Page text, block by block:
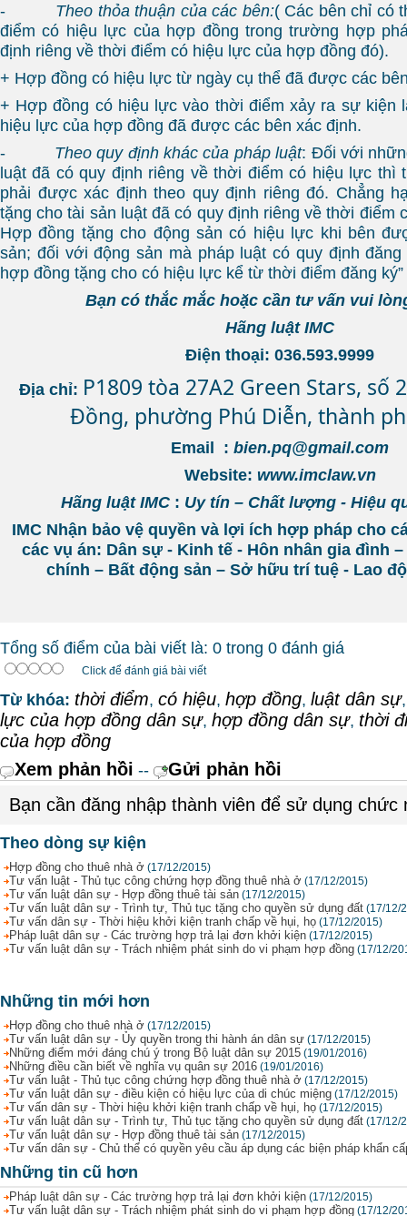
- Theo thỏa thuận của các bên:( Các bên chỉ có
điểm có hiệu lực của hợp đồng trong trường hợp
định riêng về thời điểm có hiệu lực của hợp đồng đó).
+ Hợp đồng có hiệu lực từ ngày cụ thể đã được các
+ Hợp đồng có hiệu lực vào thời điểm xảy ra sự kiện
hiệu lực của hợp đồng đã được các bên xác định.
- Theo quy định khác của pháp luật: Đối với
luật đã có quy định riêng về thời điểm có hiệu lực thì
phải được xác định theo quy định riêng đó. Chẳng
tặng cho tài sản luật đã có quy định riêng về thời điểm
Hợp đồng tặng cho động sản có hiệu lực khi bên
sản; đối với động sản mà pháp luật có quy định
hợp đồng tặng cho có hiệu lực kể từ thời điểm đăng
Bạn có thắc mắc hoặc cần tư vấn vui
Hãng luật IMC
Điện thoại: 036.593.9999
Địa chỉ: P1809 tòa 27A2 Green Stars, số
Đồng, phường Phú Diễn, thành
Email : bien.pq@gmail.com
Website: www.imclaw.vn
Hãng luật IMC : Uy tín – Chất lượng - Hiệu
IMC Nhận bảo vệ quyền và lợi ích hợp pháp cho
các vụ án: Dân sự - Kinh tế - Hôn nhân gia đình
chính – Bất động sản – Sở hữu trí tuệ - Lao
Tổng số điểm của bài viết là: 0 trong 0 đánh giá
Click để đánh giá bài viết
Từ khóa: thời điểm, có hiệu, hợp đồng, luật dân sự
lực của hợp đồng dân sự, hợp đồng dân sự, thời
của hợp đồng
Xem phản hồi --
Gửi phản hồi
Bạn cần đăng nhập thành viên để sử dụng chức
Theo dòng sự kiện
Hợp đồng cho thuê nhà ở (17/12/2015)
Tư vấn luật - Thủ tục công chứng hợp đồng thuê nhà ở (17/12/2015)
Tư vấn luật dân sự - Hợp đồng thuê tài sản (17/12/2015)
Tư vấn luật dân sự - Trình tự, Thủ tục tặng cho quyền sử dụng đất (17/12/
Tư vấn dân sự - Thời hiệu khởi kiện tranh chấp về hụi, họ (17/12/2015)
Pháp luật dân sự - Các trường hợp trả lại đơn khởi kiện (17/12/2015)
Tư vấn luật dân sự - Trách nhiệm phát sinh do vi phạm hợp đồng (17/12/
Những tin mới hơn
Hợp đồng cho thuê nhà ở (17/12/2015)
Tư vấn luật dân sự - Ủy quyền trong thi hành án dân sự (17/12/2015)
Những điểm mới đáng chú ý trong Bộ luật dân sự 2015 (19/01/2016)
Những điều cần biết về nghĩa vụ quân sự 2016 (19/01/2016)
Tư vấn luật - Thủ tục công chứng hợp đồng thuê nhà ở (17/12/2015)
Tư vấn luật dân sự - điều kiện có hiệu lực của di chúc miệng (17/12/2015)
Tư vấn dân sự - Thời hiệu khởi kiện tranh chấp về hụi, họ (17/12/2015)
Tư vấn luật dân sự - Trình tự, Thủ tục tặng cho quyền sử dụng đất (17/12/
Tư vấn luật dân sự - Hợp đồng thuê tài sản (17/12/2015)
Tư vấn dân sự - Chủ thể có quyền yêu cầu áp dụng các biện pháp khẩn
Những tin cũ hơn
Pháp luật dân sự - Các trường hợp trả lại đơn khởi kiện (17/12/2015)
Tư vấn luật dân sự - Trách nhiệm phát sinh do vi phạm hợp đồng (17/12/